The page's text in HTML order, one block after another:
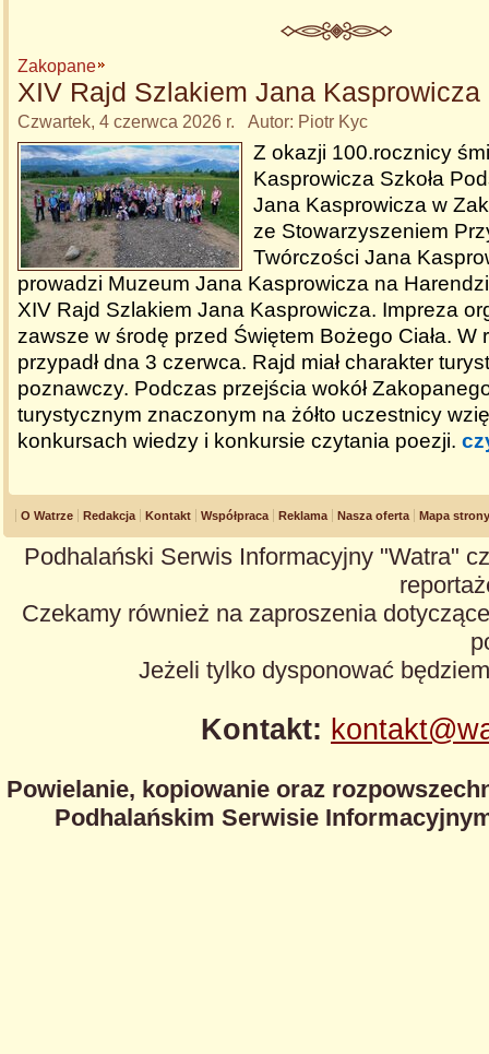
Zakopane
XIV Rajd Szlakiem Jana Kasprowicza
Czwartek, 4 czerwca 2026 r. Autor: Piotr Kyc
Z okazji 100.rocznicy
Kasprowicza Szkoła
Jana Kasprowicza w
ze Stowarzyszeniem
Twórczości Jana
prowadzi Muzeum Jana Kasprowicza na
XIV Rajd Szlakiem Jana Kasprowicza. Impreza
zawsze w środę przed Świętem Bożego Ciała.
przypadł dna 3 czerwca. Rajd miał charakter
poznawczy. Podczas przejścia wokół
turystycznym znaczonym na żółto uczestnicy
konkursach wiedzy i konkursie czytania poezji.
O Watrze Redakcja Kontakt Współpraca Reklama Nasza oferta Mapa strony
Podhalański Serwis Informacyjny "Watra"
Czekamy również na zaproszenia
Jeżeli tylko dysponować
Kontakt:
Powielanie, kopiowanie oraz
Podhalańskim Serwisie